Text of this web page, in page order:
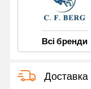
Всі бренди
Доставка